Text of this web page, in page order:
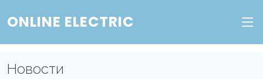
ONLINE ELECTRIC
Новости